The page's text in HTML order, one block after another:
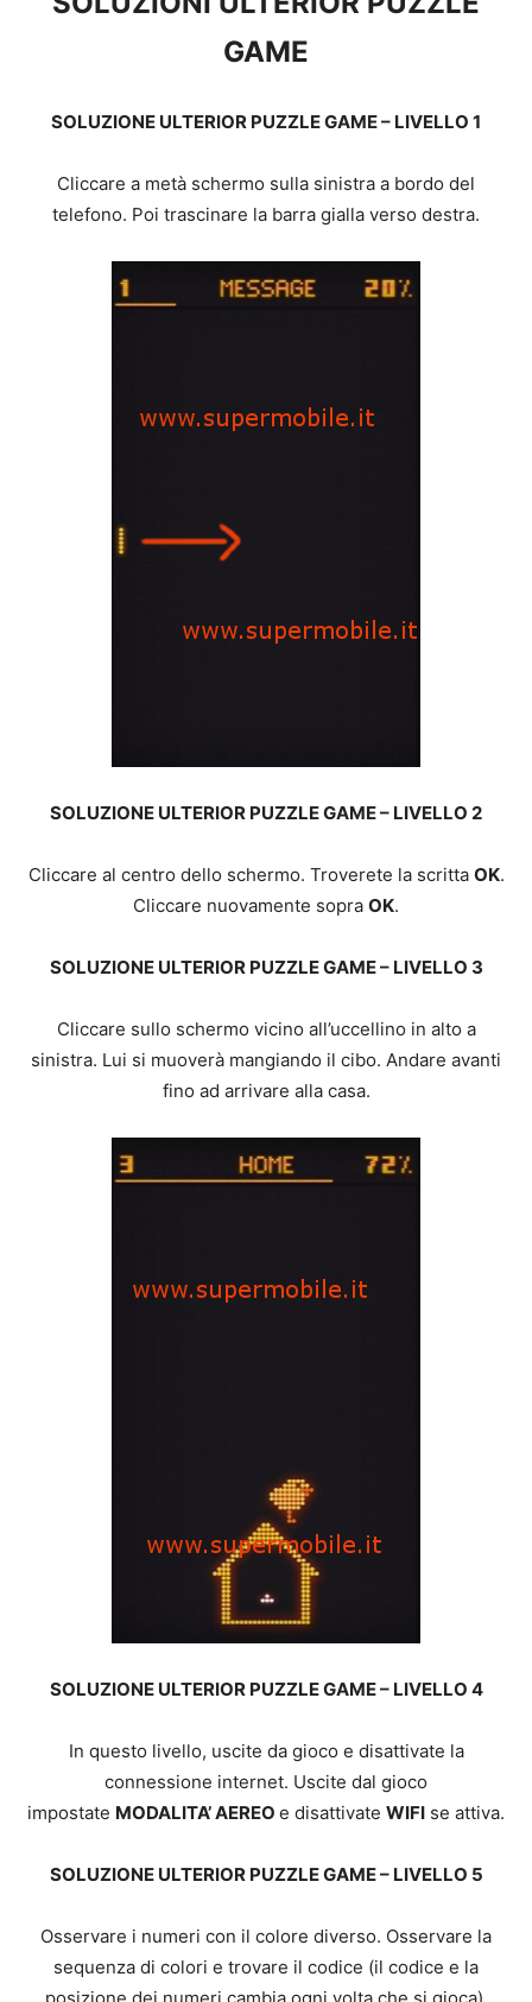
GAME
SOLUZIONE ULTERIOR PUZZLE GAME – LIVELLO 1
Cliccare a metà schermo sulla sinistra a bordo del
telefono. Poi trascinare la barra gialla verso destra.
SOLUZIONE ULTERIOR PUZZLE GAME – LIVELLO 2
Cliccare al centro dello schermo. Troverete la scritta OK.
Cliccare nuovamente sopra OK.
SOLUZIONE ULTERIOR PUZZLE GAME – LIVELLO 3
Cliccare sullo schermo vicino all’uccellino in alto a
sinistra. Lui si muoverà mangiando il cibo. Andare avanti
fino ad arrivare alla casa.
SOLUZIONE ULTERIOR PUZZLE GAME – LIVELLO 4
In questo livello, uscite da gioco e disattivate la
connessione internet. Uscite dal gioco
impostate MODALITA’ AEREO e disattivate WIFI se attiva.
SOLUZIONE ULTERIOR PUZZLE GAME – LIVELLO 5
Osservare i numeri con il colore diverso. Osservare la
sequenza di colori e trovare il codice (il codice e la